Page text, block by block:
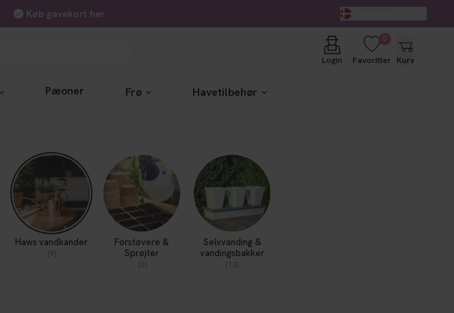
Køb gavekort her
Login
0
Favoritter Kurv
Pæoner Frø Havetilbehør
Haws vandkander
(9)
Forstøvere &
Sprøjter
(2)
Selvvanding &
vandingsbakker
(13)